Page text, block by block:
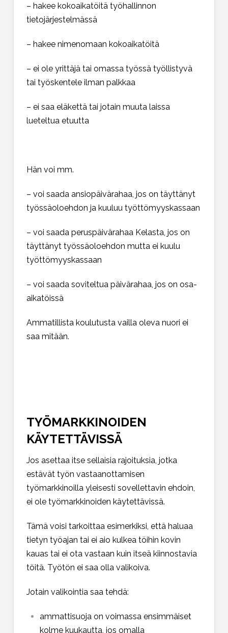
– hakee kokoaikatöitä työhallinnon
tietojärjestelmässä
– hakee nimenomaan kokoaikatöitä
– ei ole yrittäjä tai omassa työssä työllistyvä
tai työskentele ilman palkkaa
– ei saa eläkettä tai jotain muuta laissa
lueteltua etuutta
Hän voi mm.
– voi saada ansiopäivärahaa, jos on täyttänyt
työssäoloehdon ja kuuluu työttömyyskassaan
– voi saada peruspäivärahaa Kelasta, jos on
täyttänyt työssäoloehdon mutta ei kuulu
työttömyyskassaan
– voi saada soviteltua päivärahaa, jos on osa-
aikatöissä
Ammatillista koulutusta vailla oleva nuori ei
saa mitään.
TYÖMARKKINOIDEN
KÄYTETTÄVISSÄ
Jos asettaa itse sellaisia rajoituksia, jotka
estävät työn vastaanottamisen
työmarkkinoilla yleisesti sovellettavin ehdoin,
ei ole työmarkkinoiden käytettävissä.
Tämä voisi tarkoittaa esimerkiksi, että haluaa
tietyn työajan tai ei aio kulkea töihin kovin
kauas tai ei ota vastaan kuin itseä kiinnostavia
töitä. Työtön ei saa olla valikoiva.
Jotain valikointia saa tehdä:
ammattisuoja on voimassa ensimmäiset
kolme kuukautta, jos omalla